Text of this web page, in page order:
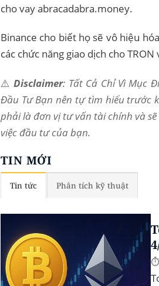
cho vay abracadabra.money.
Binance cho biết họ sẽ vô hiệu
các chức năng giao dịch cho
⚠️Disclaimer: Tất Cả Chỉ Vì Mục
Đầu Tư Bạn nên tự tìm hiểu trước
phải là đơn vị tư vấn tài chính và
việc đầu tư của bạn.
TIN MỚI
Tin tức Phân tích kỹ thuật